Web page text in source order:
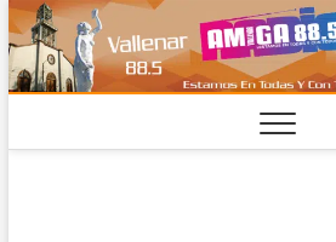
Saltar
al
contenido